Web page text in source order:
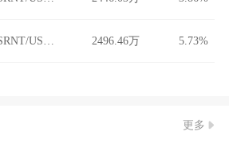
SRNT/USDT 2496.46万 5.73%
更多